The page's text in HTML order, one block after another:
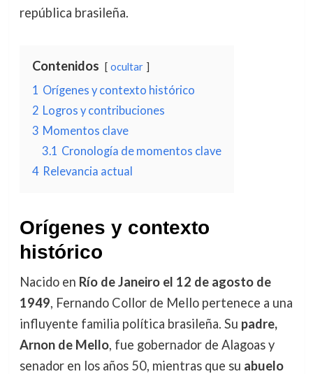
república brasileña.
Contenidos ocultar
1 Orígenes y contexto histórico
2 Logros y contribuciones
3 Momentos clave
3.1 Cronología de momentos clave
4 Relevancia actual
Orígenes y contexto
histórico
Nacido en Río de Janeiro el 12 de agosto de
1949, Fernando Collor de Mello pertenece a una
influyente familia política brasileña. Su padre,
Arnon de Mello, fue gobernador de Alagoas y
senador en los años 50, mientras que su abuelo